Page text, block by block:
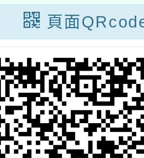
程』種子
工作坊
場）」實
畫
頁面